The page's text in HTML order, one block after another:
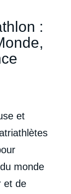
:
et
monde
et de